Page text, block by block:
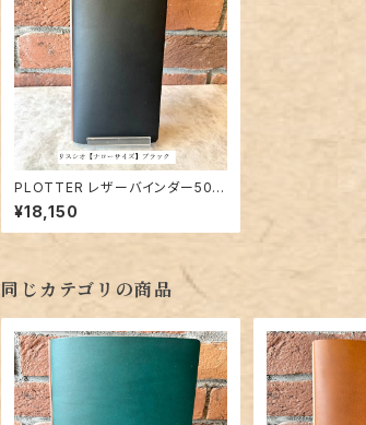
PLOTTER レザーバインダー501
2「リスシオ（ブラック）」ナローサイ
ズ／6穴リング
¥18,150
同じカテゴリの商品